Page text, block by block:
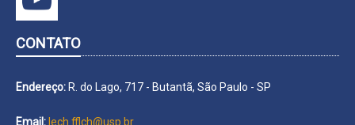
CONTATO
Endereço: R. do Lago, 717 - Butantã, São Paulo - SP
Email: lech.fflch@usp.br